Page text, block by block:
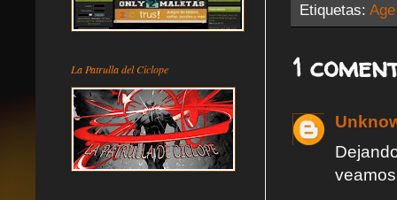
Etiquetas:
1
La Patrulla del Cíclope